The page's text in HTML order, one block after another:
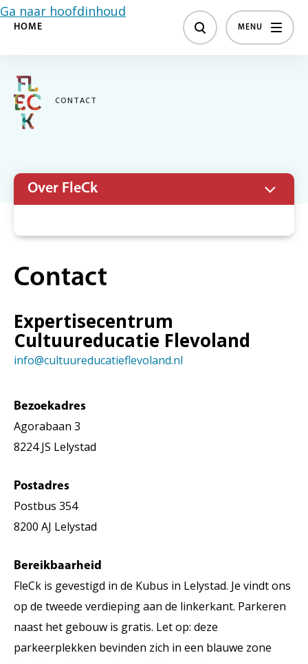
Ga naar hoofdinhoud
HOME MENU
CONTACT
Over FleCk
Contact
Vacatures
Contact
Expertisecentrum
Cultuureducatie Flevoland
info@cultuureducatieflevoland.nl
Bezoekadres
Agorabaan 3
8224 JS Lelystad
Postadres
Postbus 354
8200 AJ Lelystad
Bereikbaarheid
FleCk is gevestigd in de Kubus in Lelystad. Je vindt ons
op de tweede verdieping aan de linkerkant. Parkeren
naast het gebouw is gratis. Let op: deze
parkeerplekken bevinden zich in een blauwe zone